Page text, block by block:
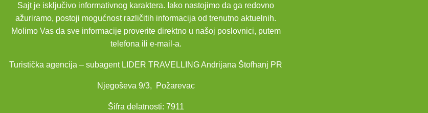
Sajt je isključivo informativnog karaktera. Iako nastojimo da ga redovno
ažuriramo, postoji mogućnost različitih informacija od trenutno aktuelnih.
Molimo Vas da sve informacije proverite direktno u našoj poslovnici, putem
telefona ili e-mail-a.
Turistička agencija – subagent LIDER TRAVELLING Andrijana Štofhanj PR
Njegoševa 9/3, Požarevac
Šifra delatnosti: 7911